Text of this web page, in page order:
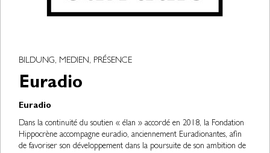
BILDUNG, MEDIEN, PRÉSENCE
Euradio
Euradio
Dans la continuité du soutien « élan » accordé en 2018, la Fondation
Hippocrène accompagne euradio, anciennement Euradionantes, afin
de favoriser son développement dans la poursuite de son ambition de